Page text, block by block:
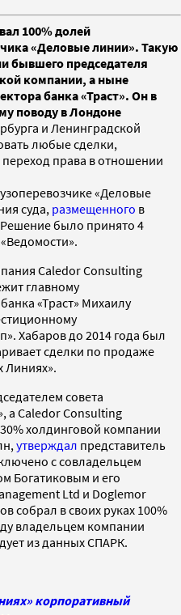
100% долей
«Деловые линии». Такую
бывшего председателя
компании, а ныне
банка «Траст». Он в
поводу в Лондоне
и Ленинградской
любые сделки,
права в отношении
«Деловые
суда, размещенного в
было принято 4
«Ведомости».
Caledor Consulting
главному
«Траст» Михаилу
Хабаров до 2014 года был
сделки по продаже
Линиях».
совета
а Caledor Consulting
холдинговой компании
утверждал представитель
с совладельцем
Богатиковым и его
Ltd и Doglemor
собрал в своих руках 100%
владельцем компании
из данных СПАРК.
корпоративный